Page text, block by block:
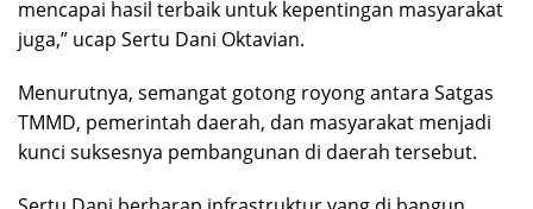
mencapai hasil terbaik untuk kepentingan masyarakat
juga,” ucap Sertu Dani Oktavian.
Menurutnya, semangat gotong royong antara Satgas
TMMD, pemerintah daerah, dan masyarakat menjadi
kunci suksesnya pembangunan di daerah tersebut.